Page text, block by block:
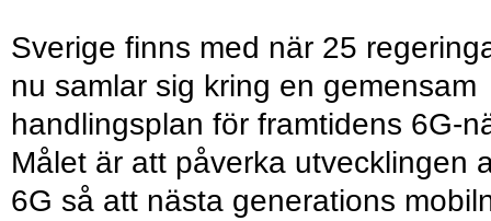
Sverige finns med när 25
nu samlar sig kring en gemensam
handlingsplan för framtidens 6G-
Målet är att påverka utvecklingen
6G så att nästa generations